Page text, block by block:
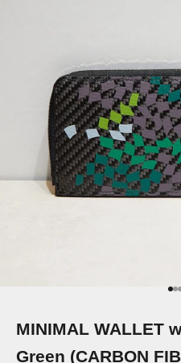
MINIMAL WALLET
Green (CARBON